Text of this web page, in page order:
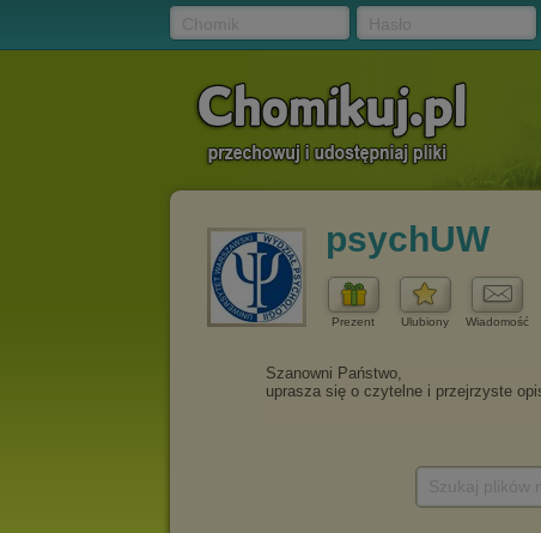
psychUW
Prezent Ulubiony Wiadomość